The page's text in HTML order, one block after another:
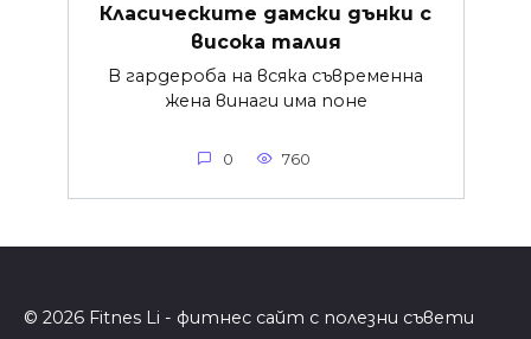
Класическите дамски дънки с
висока талия
В гардероба на всяка съвременна
жена винаги има поне
0 760
© 2026 Fitnes Li - фитнес сайт с полезни съвети